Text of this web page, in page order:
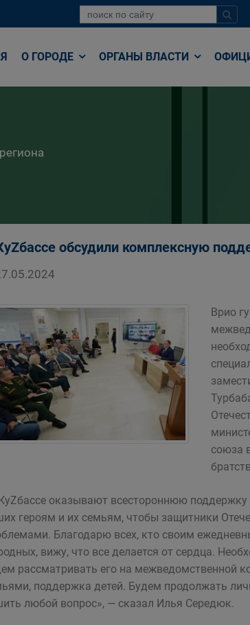
О ГОРОДЕ ОРГАНЫ ВЛАСТИ
обсудили комплексную
Врио
союза
оказывают всестороннюю
героям и их семьям, чтобы защитники
Благодарю всех, кто своим
вижу, что все делается от сердца.
рассматривать его на межведомственной
поддержка детей. Будем продолжать
любой вопрос», — сказал Илья Середюк.